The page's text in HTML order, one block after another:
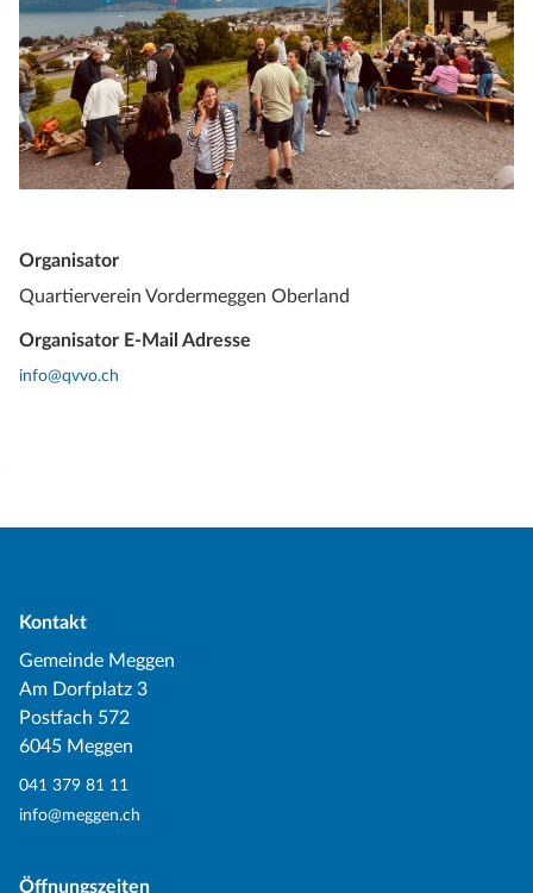
Organisator
Quartierverein Vordermeggen Oberland
Organisator E-Mail Adresse
info@qvvo.ch
Kontakt
Gemeinde Meggen
Am Dorfplatz 3
Postfach 572
6045 Meggen
041 379 81 11
info@meggen.ch
Öffnungszeiten